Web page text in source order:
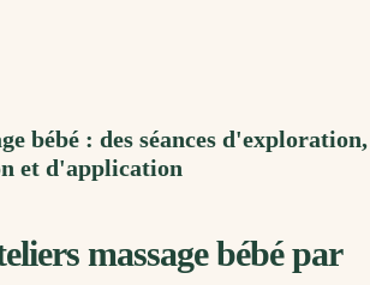
bébé : des séances d'exploration,
et d'application
massage bébé par